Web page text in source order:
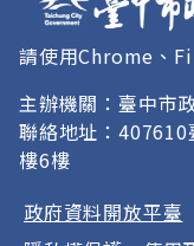
請使用Chrome、
主辦機關：臺中市
聯絡地址：
樓6樓
政府資料開放平臺